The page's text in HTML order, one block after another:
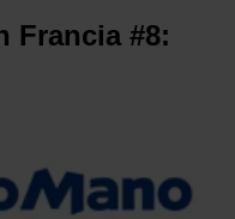
Francia #8: